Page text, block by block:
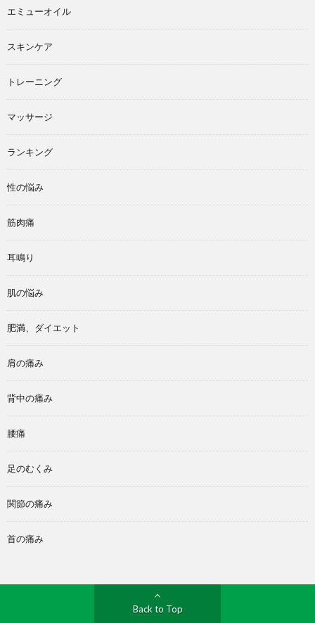
エミューオイル
スキンケア
トレーニング
マッサージ
ランキング
性の悩み
筋肉痛
耳鳴り
肌の悩み
肥満、ダイエット
肩の痛み
背中の痛み
腰痛
足のむくみ
関節の痛み
首の痛み
Back to Top